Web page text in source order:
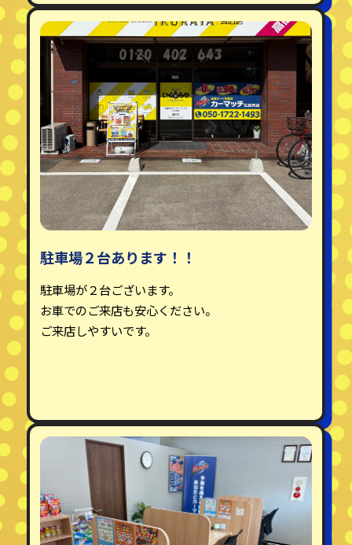
駐車場２台あります！！
駐車場が２台ございます。
お車でのご来店も安心ください。
ご来店しやすいです。